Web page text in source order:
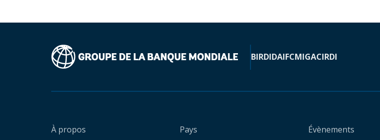
BIRDIDAIFCMIGACIRDI
À propos Pays Évènements